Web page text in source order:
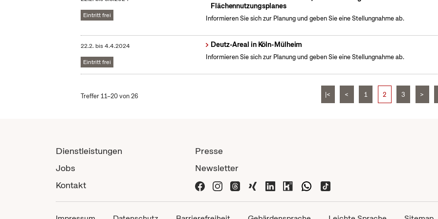
Eintritt frei
Flächennutzungsplanes
Informieren Sie sich zur Planung und geben Sie eine Stellungnahme ab.
22.2. bis4.4.2024
Eintritt frei
Deutz-Areal in Köln-Mülheim
Informieren Sie sich zur Planung und geben Sie eine Stellungnahme ab.
Treffer 11–20 von 26 |< < 1 2 3 >
Dienstleistungen
Jobs
Kontakt
Presse
Newsletter